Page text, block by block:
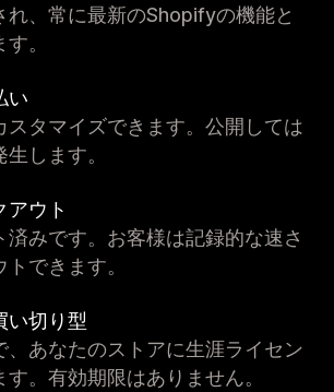
れ、常に最新のShopifyの機能と
。
い
スタマイズできます。公開しては
します。
アウト
済みです。お客様は記録的な速さ
できます。
い切り型
、あなたのストアに生涯ライセン
。有効期限はありません。